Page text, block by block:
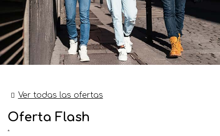
Ver todas las ofertas
Oferta Flash